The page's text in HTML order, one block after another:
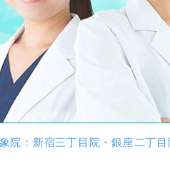
院：新宿三丁目院・銀座二丁